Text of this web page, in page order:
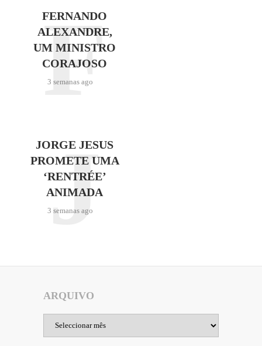
FERNANDO
ALEXANDRE,
UM MINISTRO
CORAJOSO
3 semanas ago
F
JORGE JESUS
PROMETE UMA
‘RENTRÉE’
ANIMADA
3 semanas ago
J
ARQUIVO